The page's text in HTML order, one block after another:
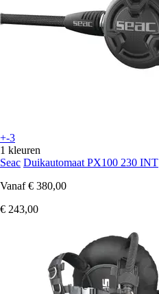
+-3
1 kleuren
Seac Duikautomaat PX100 230 INT
Vanaf € 380,00
€ 243,00